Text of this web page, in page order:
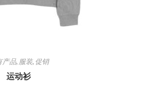
产品, 服装, 促销
运动衫